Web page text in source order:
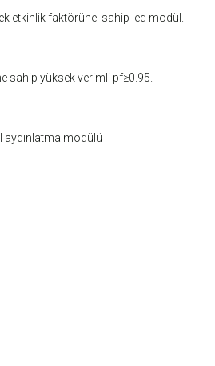
etkinlik faktörüne sahip led modül.
sahip yüksek verimli pf≥0.95.
aydınlatma modülü